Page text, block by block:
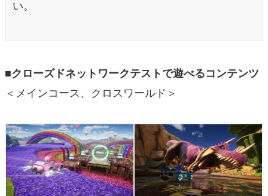
い。
■クローズドネットワークテストで遊べるコンテンツ
＜メインコース、クロスワールド＞